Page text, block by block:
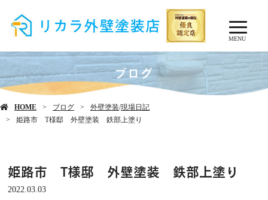
MENU
ブログ
HOME ブログ 外壁塗装/現場日記
姫路市 T様邸 外壁塗装 鉄部上塗り
姫路市 T様邸 外壁塗装 鉄部上塗り
2022.03.03